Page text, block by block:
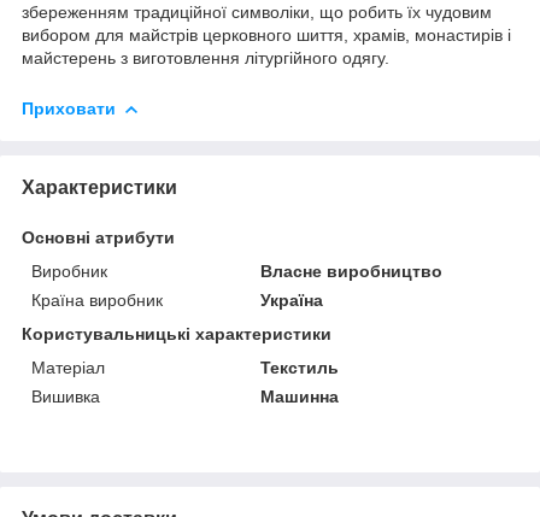
збереженням традиційної символіки, що робить їх чудовим
вибором для майстрів церковного шиття, храмів, монастирів і
майстерень з виготовлення літургійного одягу.
Приховати
Характеристики
Основні атрибути
Виробник
Власне виробництво
Країна виробник
Україна
Користувальницькі характеристики
Матеріал
Текстиль
Вишивка
Машинна